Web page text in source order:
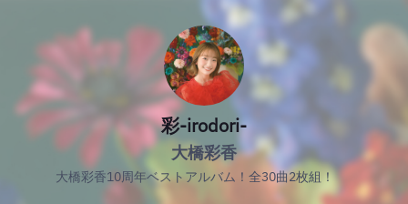
彩-irodori-
大橋彩香
大橋彩香10周年ベストアルバム！全30曲2枚組！